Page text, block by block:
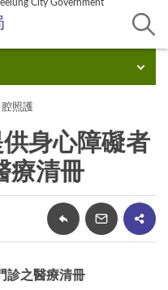
City Government
腔照護
身心障礙者
療清冊
診之醫療清冊